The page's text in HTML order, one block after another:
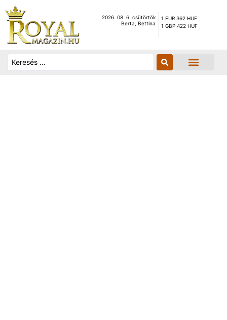
2026. 08. 6. csütörtök
Berta, Bettina
1 EUR 362 HUF
1 GBP 422 HUF